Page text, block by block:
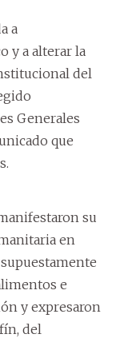
a
y a alterar la
del
Generales
que
su
en
e
y expresaron
del